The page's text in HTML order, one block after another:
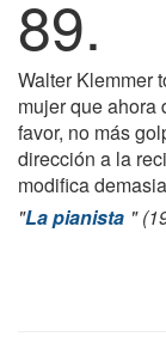
89.
Walter Klemmer
mujer que ahora
favor, no más
dirección a la
modifica
"La pianista "